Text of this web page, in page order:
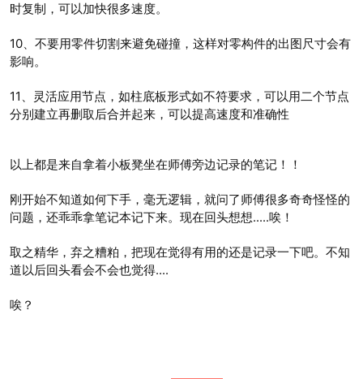
时复制，可以加快很多速度。
10、不要用零件切割来避免碰撞，这样对零构件的出图尺寸会有
影响。
11、灵活应用节点，如柱底板形式如不符要求，可以用二个节点
分别建立再删取后合并起来，可以提高速度和准确性
以上都是来自拿着小板凳坐在师傅旁边记录的笔记！！
刚开始不知道如何下手，毫无逻辑，就问了师傅很多奇奇怪怪的
问题，还乖乖拿笔记本记下来。现在回头想想.....唉！
取之精华，弃之糟粕，把现在觉得有用的还是记录一下吧。不知
道以后回头看会不会也觉得....
唉？